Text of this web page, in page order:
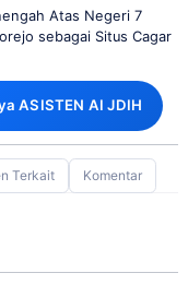
Atas Negeri 7
sebagai Situs Cagar
ASISTEN AI JDIH
Terkait Komentar